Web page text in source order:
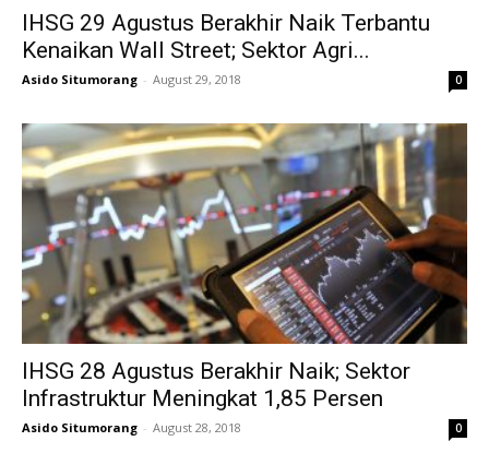
IHSG 29 Agustus Berakhir Naik Terbantu
Kenaikan Wall Street; Sektor Agri...
Asido Situmorang - August 29, 2018 0
IHSG 28 Agustus Berakhir Naik; Sektor
Infrastruktur Meningkat 1,85 Persen
Asido Situmorang - August 28, 2018 0